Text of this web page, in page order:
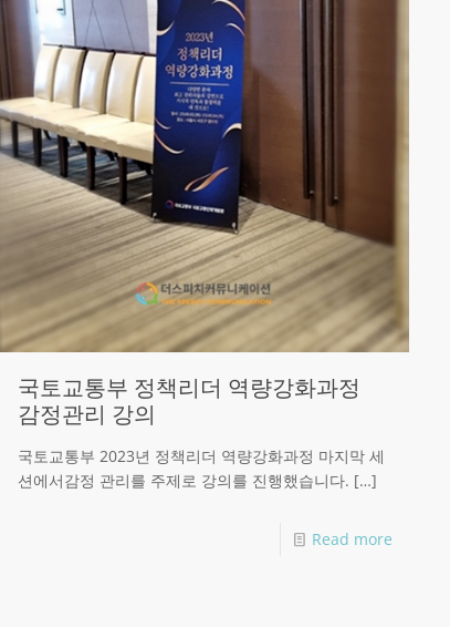
국토교통부 정책리더 역량강화과정
감정관리 강의
국토교통부 2023년 정책리더 역량강화과정 마지막 세
션에서감정 관리를 주제로 강의를 진행했습니다. […]
Read more